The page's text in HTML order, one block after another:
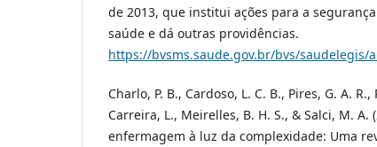
de 2013, que institui ações para a
saúde e dá outras providências.
https://bvsms.saude.gov.br/bvs/saudelegis/
Charlo, P. B., Cardoso, L. C. B., Pires, G. A. R.,
Carreira, L., Meirelles, B. H. S., & Salci, M. A.
enfermagem à luz da complexidade: Uma